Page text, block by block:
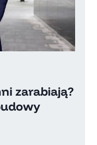
zarabiają?